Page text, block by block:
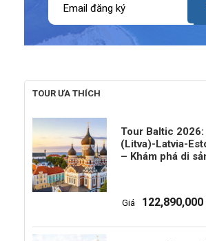
TOUR ƯA THÍCH
Tour Baltic
(Litva)-Latvia-
– Khám phá di
Giá 122,890,000